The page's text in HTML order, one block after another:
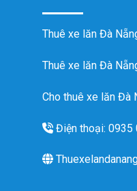
Thuê xe lăn Đà
Thuê xe lăn Đà
Cho thuê xe lăn Đà
Điện thoại: 0935